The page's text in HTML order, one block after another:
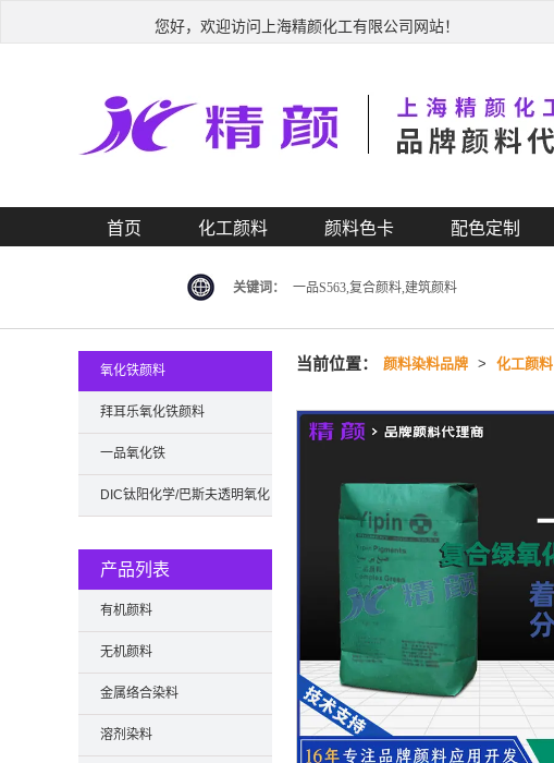
您好，欢迎访问上海精颜化工有限公司网站！
首页 化工颜料 颜料色卡 配色定制
关键词： 一品S563,复合颜料,建筑颜料
当前位置： 颜料染料品牌 > 化工颜料
氧化铁颜料
拜耳乐氧化铁颜料
一品氧化铁
DIC钛阳化学/巴斯夫透明氧化
产品列表
有机颜料
无机颜料
金属络合染料
溶剂染料